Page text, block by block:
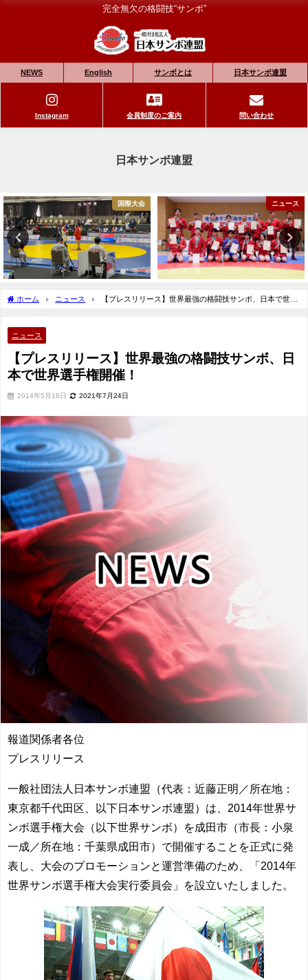
完全無欠の格闘技“サンボ”
NEWS English サンボとは 日本サンボ連盟
Instagram 会員制度のご案内 問い合わせ
日本サンボ連盟
国際大会 ニュース
ホーム ニュース
【プレスリリース】世界最強の格闘技サンボ、日本で世界
ニュース
【プレスリリース】世界最強の格闘技サンボ、日
本で世界選手権開催！
2014年5月16日 2021年7月24日
報道関係者各位
プレスリリース
一般社団法人日本サンボ連盟（代表：近藤正明／所在地：
東京都千代田区、以下日本サンボ連盟）は、2014年世界サ
ンボ選手権大会（以下世界サンボ）を成田市（市長：小泉
一成／所在地：千葉県成田市）で開催することを正式に発
表し、大会のプロモーションと運営準備のため、「2014年
世界サンボ選手権大会実行委員会」を設立いたしました。